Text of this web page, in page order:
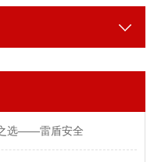
选——雷盾安全